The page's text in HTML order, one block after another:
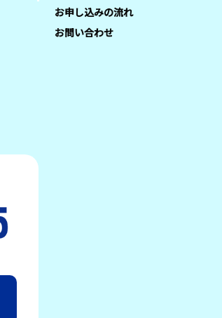
お申し込みの流れ
お問い合わせ